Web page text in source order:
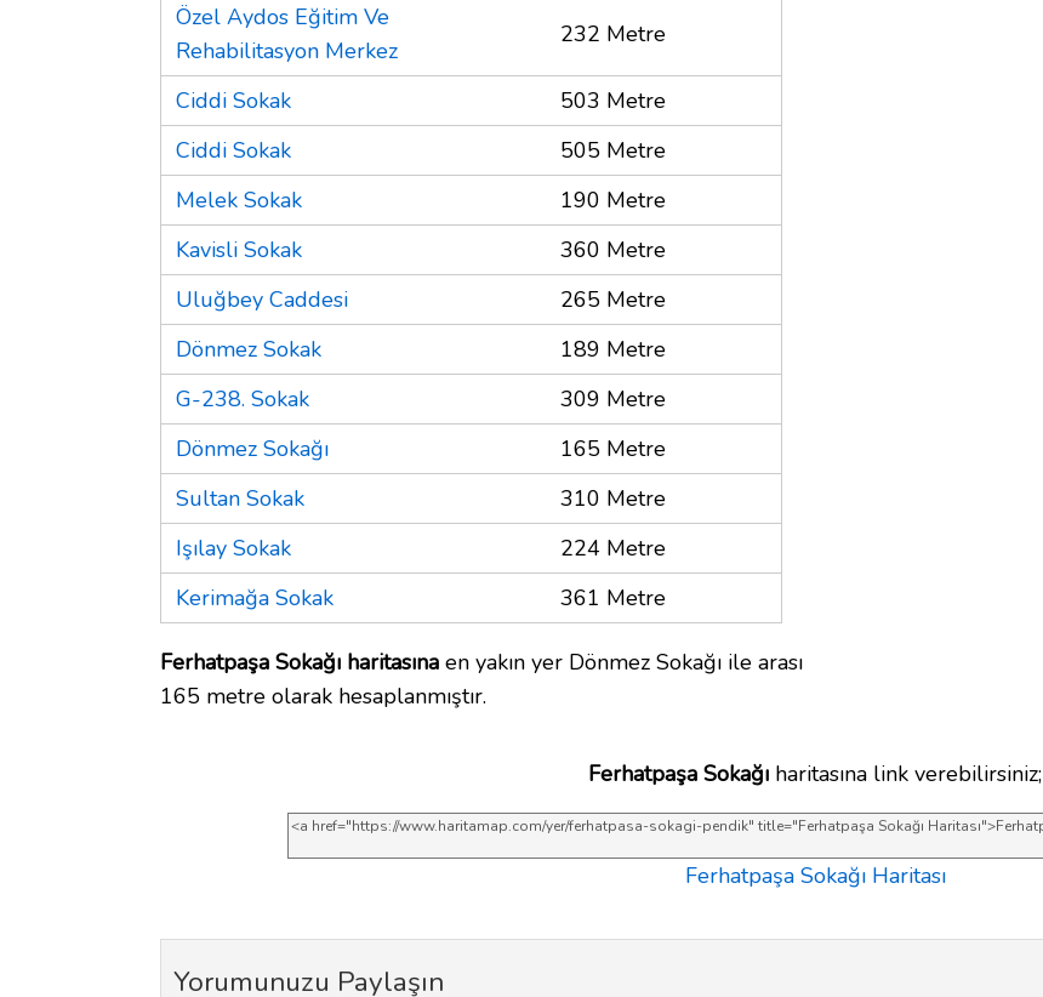
Özel Aydos Eğitim Ve
Rehabilitasyon Merkez
232 Metre
Ciddi Sokak
503 Metre
Ciddi Sokak
505 Metre
Melek Sokak
190 Metre
Kavisli Sokak
360 Metre
Uluğbey Caddesi
265 Metre
Dönmez Sokak
189 Metre
G-238. Sokak
309 Metre
Dönmez Sokağı
165 Metre
Sultan Sokak
310 Metre
Işılay Sokak
224 Metre
Kerimağa Sokak
361 Metre
Ferhatpaşa Sokağı haritasına en yakın yer Dönmez Sokağı ile arası
165 metre olarak hesaplanmıştır.
Ferhatpaşa Sokağı haritasına link verebilirsiniz;
Ferhatpaşa Sokağı Haritası
Yorumunuzu Paylaşın